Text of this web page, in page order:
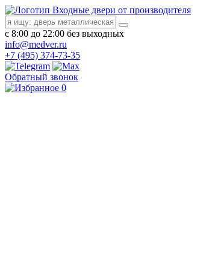
Входные двери от производителя
с 8:00 до 22:00 без выходных
info@medver.ru
+7 (495) 374-73-35
Обратный звонок
0